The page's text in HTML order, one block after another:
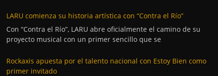
LARU comienza su historia artística con “Contra el Río”
Con “Contra el Río”, LARU abre oficialmente el camino de su
proyecto musical con un primer sencillo que se
Rockaxis apuesta por el talento nacional con Estoy Bien como
primer invitado